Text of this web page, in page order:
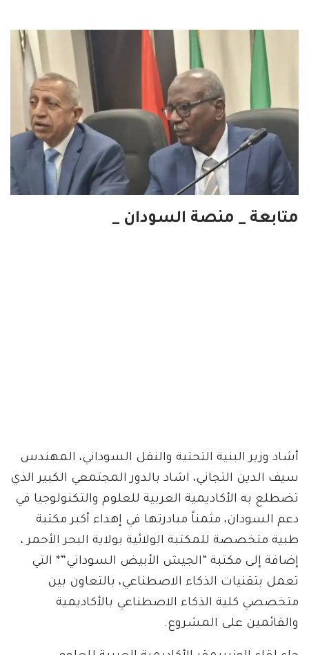
متابعة _ منصة السودان _
أشاد وزير البنية التحتية والنقل السوداني، المهندس
سيف الدين التجاني، اشاد بالدور المجتمعي الكبير الذي
تضطلع به الأكاديمية العربية للعلوم والتكنولوجيا في
دعم السودان، مثمناً مبادرتها في إهداء أكبر مكتبة
طبية متخصصة للمكتبة الولائية بولاية البحر الأحمر ،
إضافة إلى مكتبة “الجيش الأبيض السوداني”* التي
تعمل بتقنيات الذكاء الاصطناعي، بالتعاون بين
متخصصي كلية الذكاء الاصطناعي بالأكاديمية
والقائمين على المشروع.